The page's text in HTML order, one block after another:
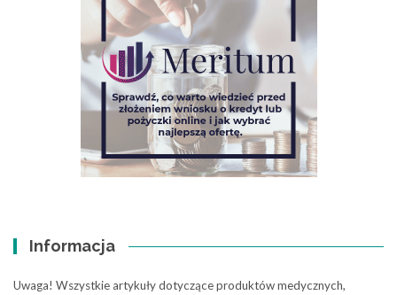
Informacja
Uwaga! Wszystkie artykuły dotyczące produktów medycznych,